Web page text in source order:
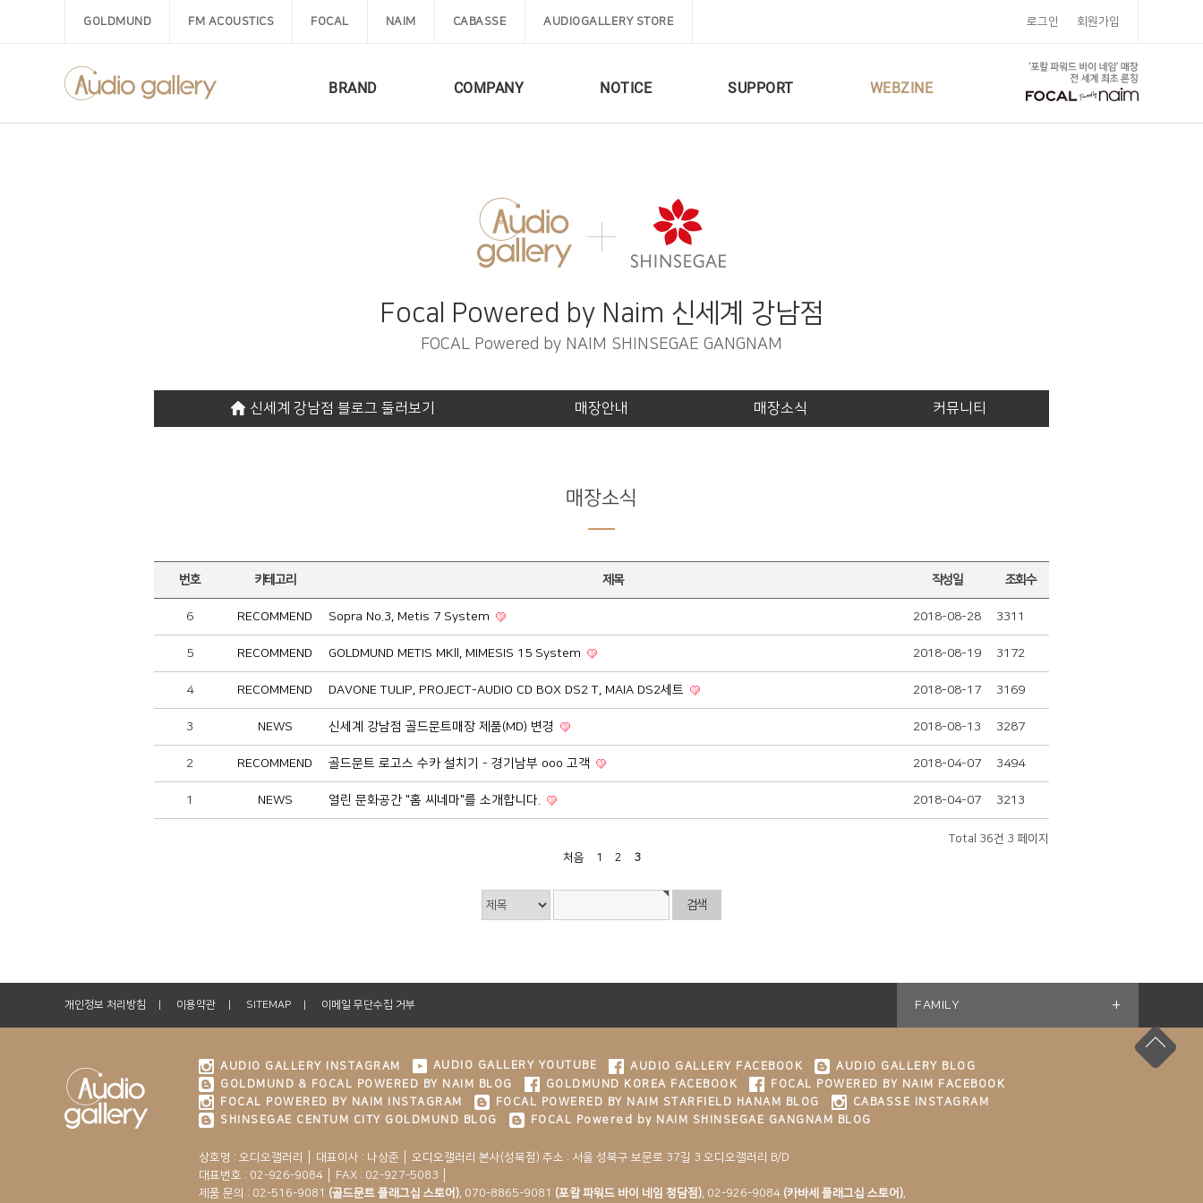
GOLDMUND FM ACOUSTICS FOCAL NAIM CABASSE AUDIOGALLERY STORE 로그인 회원가입
BRAND COMPANY NOTICE SUPPORT WEBZINE
Focal Powered by Naim 신세계 강남점
FOCAL Powered by NAIM SHINSEGAE GANGNAM
신세계 강남점 블로그 둘러보기 매장안내 매장소식 커뮤니티
매장소식
번호 카테고리 제목 작성일 조회수
6 RECOMMEND Sopra No.3, Metis 7 System 2018-08-28 3311
5 RECOMMEND GOLDMUND METIS MKll, MIMESIS 15 System 2018-08-19 3172
4 RECOMMEND DAVONE TULIP, PROJECT-AUDIO CD BOX DS2 T, MAIA DS2세트 2018-08-17 3169
3 NEWS 신세계 강남점 골드문트매장 제품(MD) 변경 2018-08-13 3287
2 RECOMMEND 골드문트 로고스 수카 설치기 - 경기남부 ooo 고객 2018-04-07 3494
1 NEWS 열린 문화공간 "홈 씨네마"를 소개합니다. 2018-04-07 3213
Total 36건 3 페이지
처음
1 2 3
개인정보 처리방침 이용약관 SITEMAP 이메일 무단수집 거부 FAMILY +
AUDIO GALLERY INSTAGRAM AUDIO GALLERY YOUTUBE AUDIO GALLERY FACEBOOK
AUDIO GALLERY BLOG
GOLDMUND & FOCAL POWERED BY NAIM BLOG
GOLDMUND KOREA FACEBOOK
FOCAL POWERED BY NAIM FACEBOOK
FOCAL POWERED BY NAIM INSTAGRAM
FOCAL POWERED BY NAIM STARFIELD HANAM BLOG
CABASSE INSTAGRAM
SHINSEGAE CENTUM CITY GOLDMUND BLOG
FOCAL Powered by NAIM SHINSEGAE GANGNAM BLOG
상호명 : 오디오갤러리 │ 대표이사 : 나상준 │ 오디오갤러리 본사(성북점) 주소 : 서울 성북구 보문로 37길 3 오디오갤러리 B/D
대표번호 : 02-926-9084 │ FAX : 02-927-5083 │
제품 문의 : 02-516-9081 (골드문트 플래그십 스토어), 070-8865-9081 (포칼 파워드 바이 네임 청담점), 02-926-9084 (카바세 플래그십 스토어),